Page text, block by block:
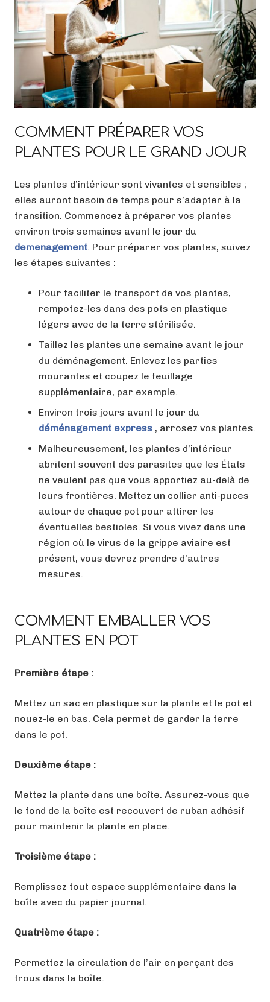
COMMENT PRÉPARER VOS
PLANTES POUR LE GRAND JOUR
Les plantes d’intérieur sont vivantes et sensibles ;
elles auront besoin de temps pour s’adapter à la
transition. Commencez à préparer vos plantes
environ trois semaines avant le jour du
demenagement. Pour préparer vos plantes, suivez
les étapes suivantes :
Pour faciliter le transport de vos plantes,
rempotez-les dans des pots en plastique
légers avec de la terre stérilisée.
Taillez les plantes une semaine avant le jour
du déménagement. Enlevez les parties
mourantes et coupez le feuillage
supplémentaire, par exemple.
Environ trois jours avant le jour du
déménagement express , arrosez vos plantes.
Malheureusement, les plantes d’intérieur
abritent souvent des parasites que les États
ne veulent pas que vous apportiez au-delà de
leurs frontières. Mettez un collier anti-puces
autour de chaque pot pour attirer les
éventuelles bestioles. Si vous vivez dans une
région où le virus de la grippe aviaire est
présent, vous devrez prendre d’autres
mesures.
COMMENT EMBALLER VOS
PLANTES EN POT
Première étape :
Mettez un sac en plastique sur la plante et le pot et
nouez-le en bas. Cela permet de garder la terre
dans le pot.
Deuxième étape :
Mettez la plante dans une boîte. Assurez-vous que
le fond de la boîte est recouvert de ruban adhésif
pour maintenir la plante en place.
Troisième étape :
Remplissez tout espace supplémentaire dans la
boîte avec du papier journal.
Quatrième étape :
Permettez la circulation de l’air en perçant des
trous dans la boîte.